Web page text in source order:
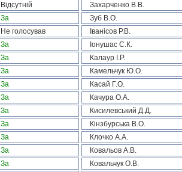
Відсутній Захарченко В.В.
За Зуб В.О.
Не голосував Іванісов Р.В.
За Іонушас С.К.
За Калаур І.Р.
За Камельчук Ю.О.
За Касай Г.О.
За Качура О.А.
За Кисилевський Д.Д.
За Кінзбурська В.О.
За Клочко А.А.
За Ковальов А.В.
За Ковальчук О.В.